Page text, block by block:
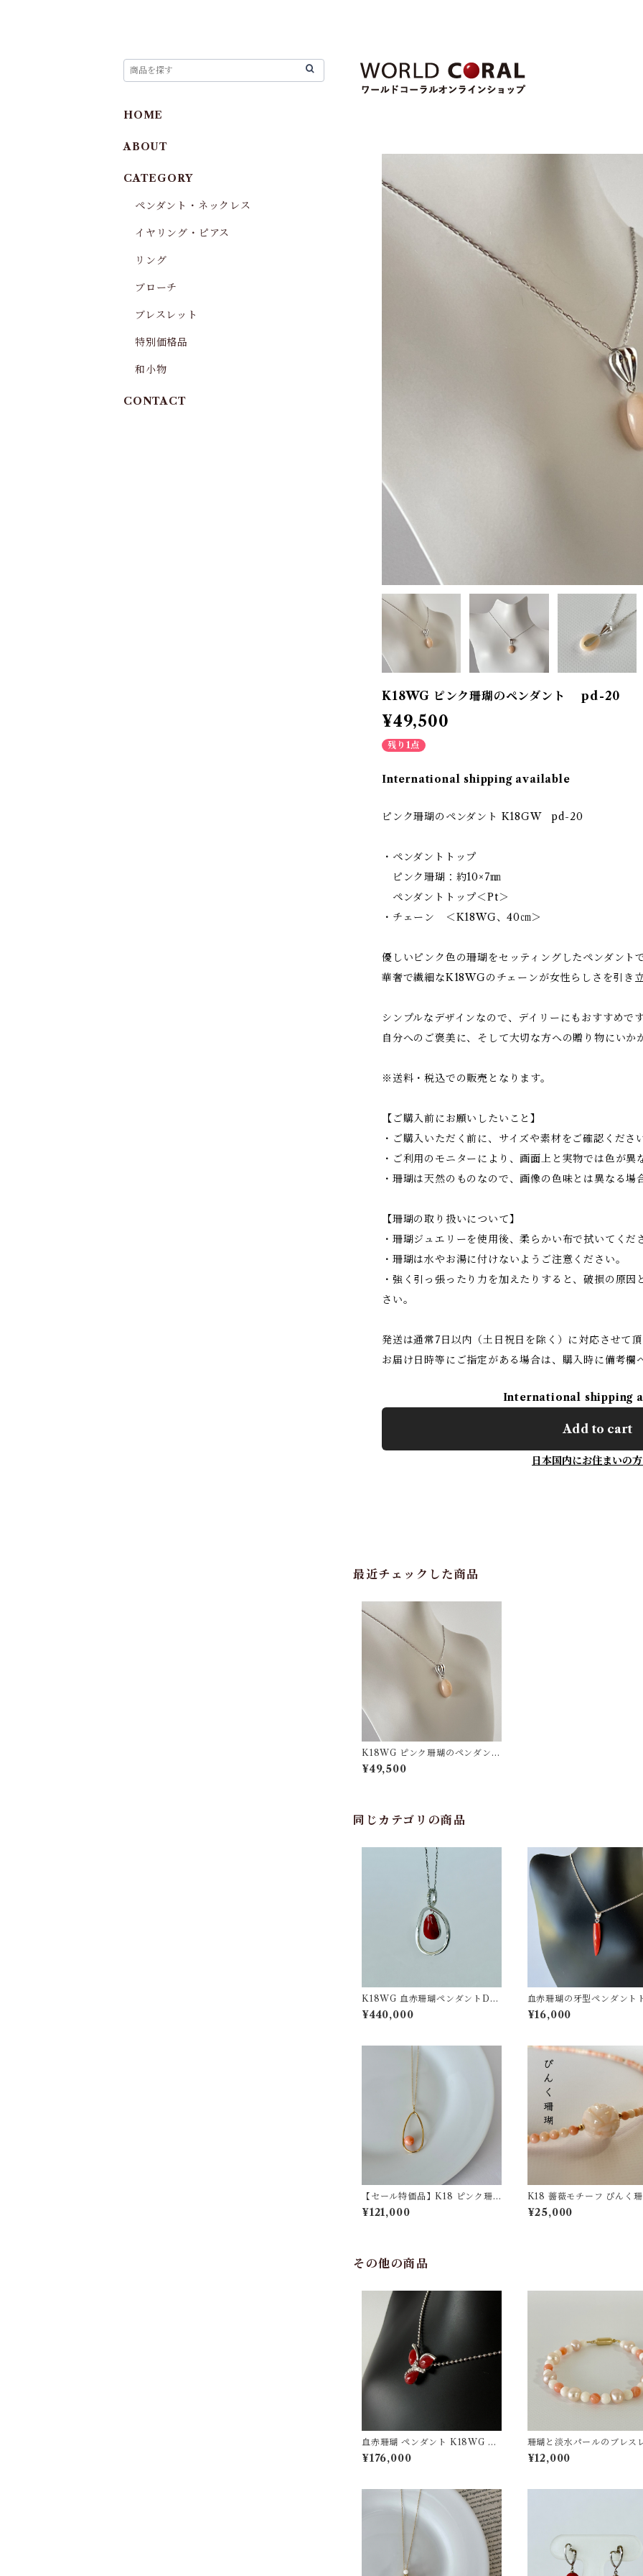
K18WG ピンク珊瑚のペンダント pd-20
¥49,500
残り1点
International shipping available
ピンク珊瑚のペンダント K18GW pd-20
・ペンダントトップ
ピンク珊瑚：約10×7㎜
ペンダントトップ＜Pt＞
・チェーン ＜K18WG、40㎝＞
優しいピンク色の珊瑚をセッティングしたペンダント
華奢で繊細なK18WGのチェーンが女性らしさを引き
シンプルなデザインなので、デイリーにもおすすめで
自分へのご褒美に、そして大切な方への贈り物にいか
※送料・税込での販売となります。
【ご購入前にお願いしたいこと】
・ご購入いただく前に、サイズや素材をご確認くださ
・ご利用のモニターにより、画面上と実物では色が異
・珊瑚は天然のものなので、画像の色味とは異なる場
【珊瑚の取り扱いについて】
・珊瑚ジュエリーを使用後、柔らかい布で拭いてくだ
・珊瑚は水やお湯に付けないようご注意ください。
・強く引っ張ったり力を加えたりすると、破損の原
さい。
発送は通常7日以内（土日祝日を除く）に対応させて
お届け日時等にご指定がある場合は、購入時に備考欄
International shipping
Add to cart
日本国内にお住まいの
最近チェックした商品
K18WG ピンク珊瑚のペンダント
pd-20
¥49,500
同じカテゴリの商品
K18WG 血赤珊瑚ペンダントD0.
04ct pd-54
¥440,000
血赤珊瑚の牙型ペンダント
プ SV pd-37
¥16,000
【セール特価品】K18 ピンク珊
瑚ペンダント pd-47
¥121,000
K18 薔薇モチーフ ぴんく
ックレス ｐ-22
¥25,000
その他の商品
血赤珊瑚 ペンダント K18WG 0.
07ct
¥176,000
珊瑚と淡水パールのブレス
ト ts−18
¥12,000
HOME
ABOUT
CATEGORY
ペンダント・ネックレス
イヤリング・ピアス
リング
ブローチ
ブレスレット
特別価格品
和小物
CONTACT